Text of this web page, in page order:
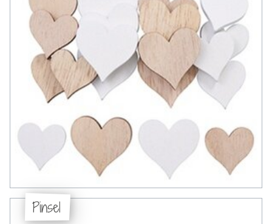
Pinsel